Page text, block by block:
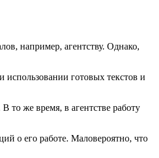
например, агентству. Однако,
готовых текстов и
то же время, в агентстве работу
о его работе. Маловероятно, что